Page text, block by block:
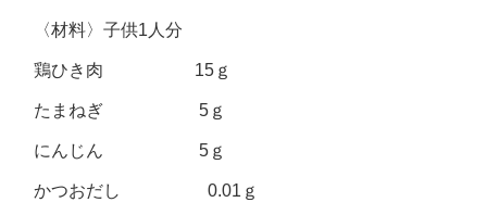
〈材料〉子供1人分
鶏ひき肉 15ｇ
たまねぎ 5ｇ
にんじん 5ｇ
かつおだし 0.01ｇ